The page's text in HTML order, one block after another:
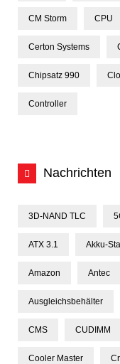
CM Storm CPU
Certon Systems
Chipsatz 990
Controller
Nachrichten
3D-NAND TLC
ATX 3.1 Akku-
Amazon Antec
Ausgleichsbehälter
CMS CUDIMM
Cooler Master